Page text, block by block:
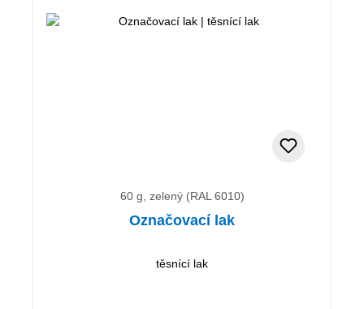
60 g, zelený (RAL 6010)
Označovací lak
těsnící lak